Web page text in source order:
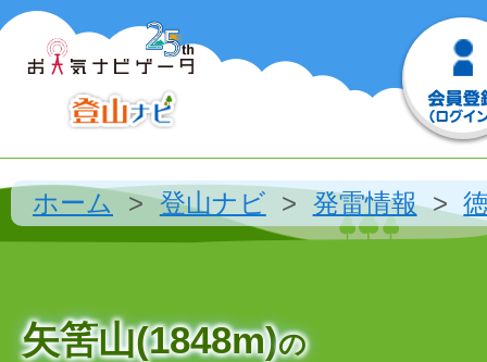
ホーム 登山ナビ 発雷情報
矢筈山(1848m)の